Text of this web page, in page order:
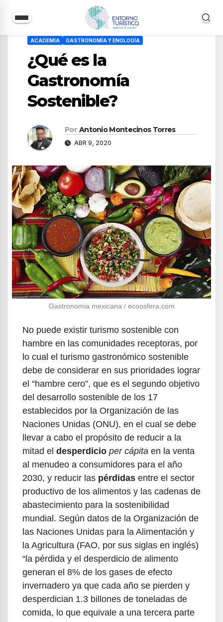
contenido
ACADEMIA GASTRONOMÍA Y ENOLOGÍA
¿Qué es la
Gastronomía
Sostenible?
Por Antonio Montecinos Torres
ABR 9, 2020
Gastronomia mexicana / ecoosfera.com
No puede existir turismo sostenible con
hambre en las comunidades receptoras, por
lo cual el turismo gastronómico sostenible
debe de considerar en sus prioridades lograr
el “hambre cero”, que es el segundo objetivo
del desarrollo sostenible de los 17
establecidos por la Organización de las
Naciones Unidas (ONU), en el cual se debe
llevar a cabo el propósito de reducir a la
mitad el desperdicio per cápita en la venta
al menudeo a consumidores para el año
2030, y reducir las pérdidas entre el sector
productivo de los alimentos y las cadenas de
abastecimiento para la sostenibilidad
mundial. Según datos de la Organización de
las Naciones Unidas para la Alimentación y
la Agricultura (FAO, por sus siglas en inglés)
“la pérdida y el desperdicio de alimento
generan el 8% de los gases de efecto
invernadero ya que cada año se pierden y
desperdician 1.3 billones de toneladas de
comida, lo que equivale a una tercera parte